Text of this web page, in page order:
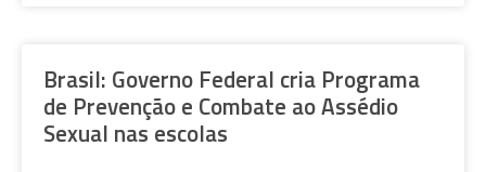
Brasil: Governo Federal cria Programa
de Prevenção e Combate ao Assédio
Sexual nas escolas